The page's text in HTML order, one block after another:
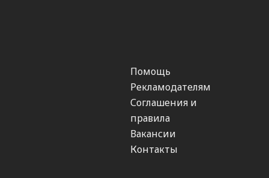
Помощь
Рекламодателям
Соглашения и
правила
Вакансии
Контакты